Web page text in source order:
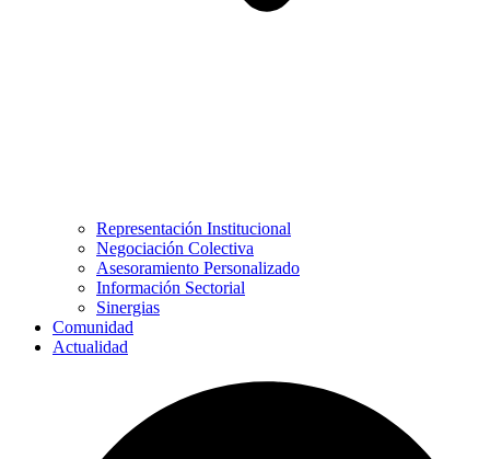
Representación Institucional
Negociación Colectiva
Asesoramiento Personalizado
Información Sectorial
Sinergias
Comunidad
Actualidad